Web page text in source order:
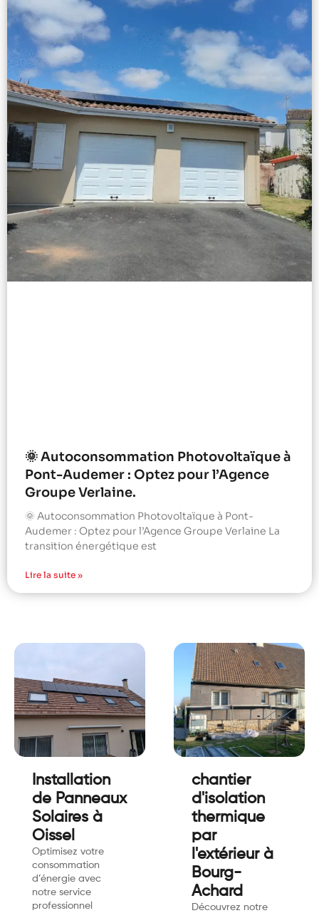
🌞 Autoconsommation Photovoltaïque à
Pont-Audemer : Optez pour l’Agence
Groupe Verlaine.
🌞 Autoconsommation Photovoltaïque à Pont-
Audemer : Optez pour l’Agence Groupe Verlaine La
transition énergétique est
Lire la suite »
Installation
de Panneaux
Solaires à
Oissel
Optimisez votre
consommation
d’énergie avec
notre service
professionnel
chantier
d'isolation
thermique
par
l'extérieur à
Bourg-
Achard
Découvrez notre